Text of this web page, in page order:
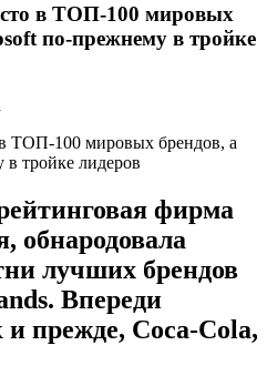
в ТОП-100 мировых
по-прежнему в тройке
фирма
обнародовала
лучших брендов
Впереди
прежде, Coca-Cola,